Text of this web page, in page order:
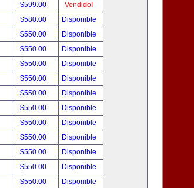
$599.00
Vendido!
$580.00
Disponible
$550.00
Disponible
$550.00
Disponible
$550.00
Disponible
$550.00
Disponible
$550.00
Disponible
$550.00
Disponible
$550.00
Disponible
$550.00
Disponible
$550.00
Disponible
$550.00
Disponible
$550.00 Disponible